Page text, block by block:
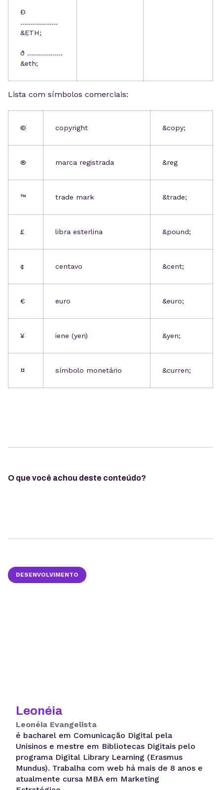
Ð
……………….
&ETH;
ð ………………
&eth;
Lista com símbolos comerciais:
© copyright &copy;
® marca registrada &reg
™ trade mark &trade;
£ libra esterlina &pound;
¢ centavo &cent;
€ euro &euro;
¥ iene (yen) &yen;
¤ símbolo monetário &curren;
O que você achou deste conteúdo?
DESENVOLVIMENTO
Leonéia
Leonéia Evangelista
é bacharel em Comunicação Digital pela
Unisinos e mestre em Bibliotecas Digitais pelo
programa Digital Library Learning (Erasmus
Mundus). Trabalha com web há mais de 8 anos e
atualmente cursa MBA em Marketing